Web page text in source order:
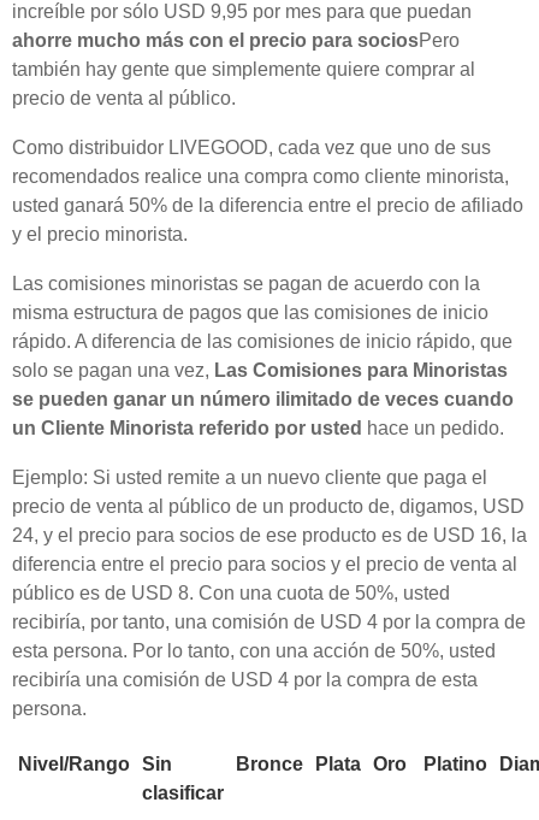
increíble por sólo USD 9,95 por mes para que puedan
ahorre mucho más con el precio para sociosPero
también hay gente que simplemente quiere comprar al
precio de venta al público.
Como distribuidor LIVEGOOD, cada vez que uno de sus
recomendados realice una compra como cliente minorista,
usted ganará 50% de la diferencia entre el precio de afiliado
y el precio minorista.
Las comisiones minoristas se pagan de acuerdo con la
misma estructura de pagos que las comisiones de inicio
rápido. A diferencia de las comisiones de inicio rápido, que
solo se pagan una vez, Las Comisiones para Minoristas
se pueden ganar un número ilimitado de veces cuando
un Cliente Minorista referido por usted hace un pedido.
Ejemplo: Si usted remite a un nuevo cliente que paga el
precio de venta al público de un producto de, digamos, USD
24, y el precio para socios de ese producto es de USD 16, la
diferencia entre el precio para socios y el precio de venta al
público es de USD 8. Con una cuota de 50%, usted
recibiría, por tanto, una comisión de USD 4 por la compra de
esta persona. Por lo tanto, con una acción de 50%, usted
recibiría una comisión de USD 4 por la compra de esta
persona.
Nivel/Rango Sin
clasificar
Bronce Plata Oro Platino